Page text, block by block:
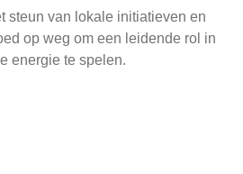
steun van lokale initiatieven en
op weg om een leidende rol in
energie te spelen.